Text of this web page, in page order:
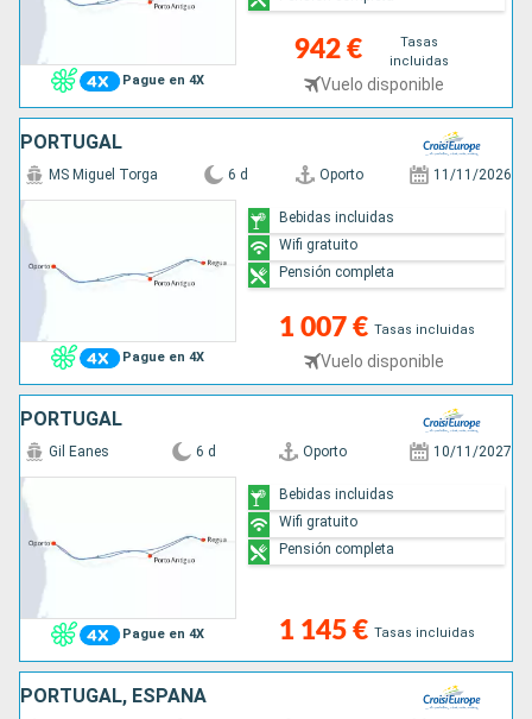
Pague en 4X
942 €
Tasas
incluidas
Vuelo disponible
PORTUGAL
Pague en 4X
MS Miguel Torga 6 d Oporto 11/11/2026
1 007 € Tasas incluidas
Vuelo disponible
Bebidas incluidas
Wifi gratuito
Pensión completa
PORTUGAL
Pague en 4X
Gil Eanes 6 d Oporto 10/11/2027
1 145 € Tasas incluidas
Bebidas incluidas
Wifi gratuito
Pensión completa
PORTUGAL, ESPAÑA